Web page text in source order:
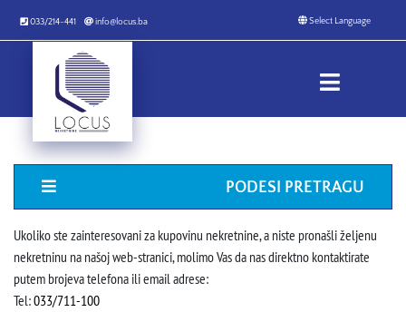
033/214-441 info@locus.ba
PODESI PRETRAGU
Ukoliko ste zainteresovani za kupovinu nekretnine, a niste pronašli željenu
nekretninu na našoj web-stranici, molimo Vas da nas direktno kontaktirate
putem brojeva telefona ili email adrese:
Tel:033/711-100